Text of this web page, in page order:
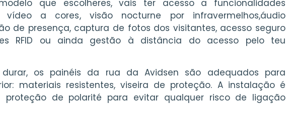
que escolheres, vais ter acesso a funcionalidades
vídeo a cores, visão nocturne por infravermelhos,áudio
de presença, captura de fotos dos visitantes, acesso seguro
RFID ou ainda gestão à distância do acesso pelo teu
os painéis da rua da Avidsen são adequados para
materiais resistentes, viseira de proteção. A instalação é
proteção de polarité para evitar qualquer risco de ligação